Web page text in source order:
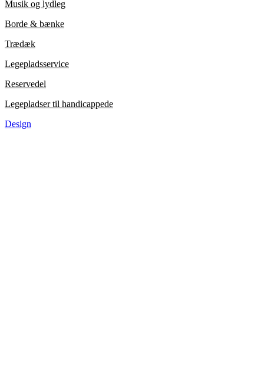
Musik og lydleg
Borde & bænke
Trædæk
Legepladsservice
Reservedel
Legepladser til handicappede
Design